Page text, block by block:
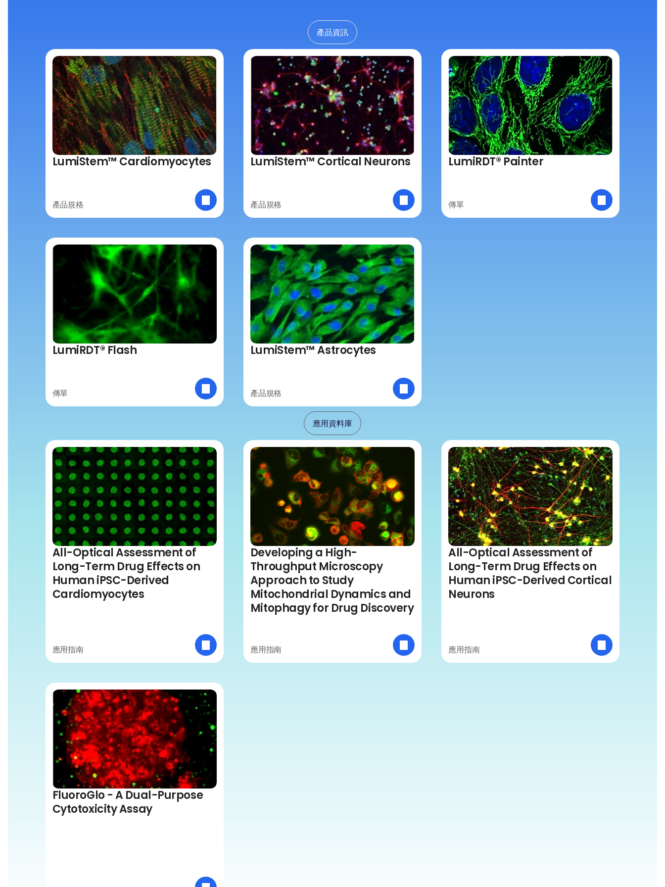
與最新研究文獻
產品資訊
LumiStem™ Cardiomyocytes
產品規格
LumiStem™ Cortical Neurons
產品規格
LumiRDT® Painter
傳單
LumiRDT® Flash
傳單
LumiStem™ Astrocytes
產品規格
應用資料庫
All-Optical Assessment of
Long-Term Drug Effects on
Human iPSC-Derived
Cardiomyocytes
應用指南
Developing a High-
Throughput Microscopy
Approach to Study
Mitochondrial Dynamics and
Mitophagy for Drug Discovery
應用指南
All-Optical Assessment of
Long-Term Drug Effects on
Human iPSC-Derived Cortical
Neurons
應用指南
FluoroGlo - A Dual-Purpose
Cytotoxicity Assay